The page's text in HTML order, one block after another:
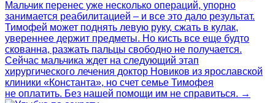
Мальчик перенес уже несколько операций, упорно
занимается реабилитацией – и все это дало результат.
Тимофей может поднять левую руку, сжать в кулак,
увереннее держит предметы. Но кисть все еще будто
скованна, разжать пальцы свободно не получается.
Сейчас мальчика ждет на следующий этап
хирургического лечения доктор Новиков из ярославской
клиники «Константа», но счет семье Тимофея
не оплатить. Без нашей помощи им не справиться. →